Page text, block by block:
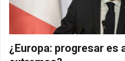
¿Europa: progresar es